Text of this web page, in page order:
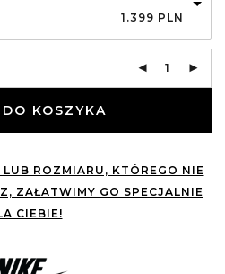
1.399 PLN
KOSZYKA
ROZMIARU, KTÓREGO NIE
ZAŁATWIMY GO SPECJALNIE
CIEBIE!